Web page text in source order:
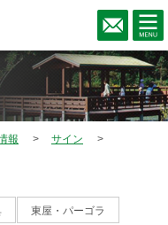
報
サイン
東屋・パーゴラ